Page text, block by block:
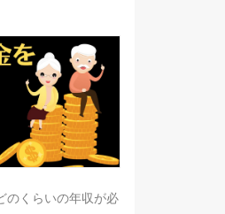
のくらいの年収が必